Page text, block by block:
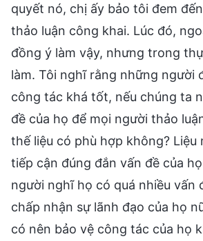
quyết nó, chị ấy bảo tôi đem
thảo luận công khai. Lúc đó,
đồng ý làm vậy, nhưng trong
làm. Tôi nghĩ rằng những người
công tác khá tốt, nếu chúng ta
đề của họ để mọi người thảo
thế liệu có phù hợp không? Liệu
tiếp cận đúng đắn vấn đề của
người nghĩ họ có quá nhiều vấn
chấp nhận sự lãnh đạo của họ
có nên bảo vệ công tác của họ